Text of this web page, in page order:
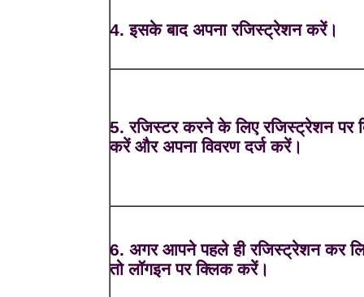
4. इसके बाद अपना रजिस्ट्रेशन करें।
5. रजिस्टर करने के लिए रजिस्ट्रेशन पर
करें और अपना विवरण दर्ज करें।
6. अगर आपने पहले ही रजिस्ट्रेशन कर
तो लॉगइन पर क्लिक करें।